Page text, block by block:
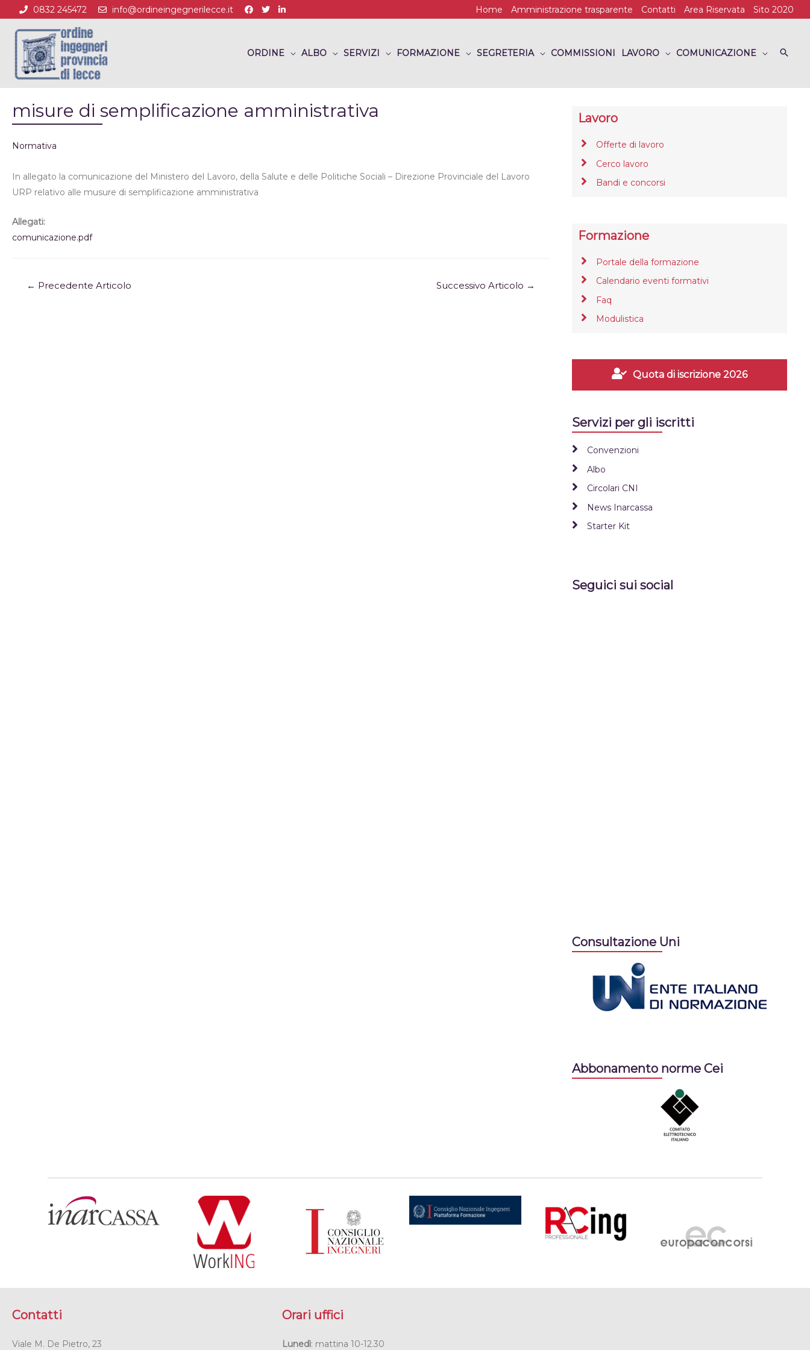
0832 245472 info@ordineingegnerilecce.it Home Amministrazione trasparente Contatti Area Riservata Sito 2020
ORDINE ALBO SERVIZI FORMAZIONE SEGRETERIA COMMISSIONI LAVORO COMUNICAZIONE
misure di semplificazione amministrativa
Normativa
In allegato la comunicazione del Ministero del Lavoro, della Salute e delle Politiche Sociali – Direzione Provinciale del Lavoro
URP relativo alle musure di semplificazione amministrativa
Allegati:
comunicazione.pdf
← Precedente Articolo Successivo Articolo →
Lavoro
Offerte di lavoro
Cerco lavoro
Bandi e concorsi
Formazione
Portale della formazione
Calendario eventi formativi
Faq
Modulistica
Quota di iscrizione 2026
Servizi per gli iscritti
Convenzioni
Albo
Circolari CNI
News Inarcassa
Starter Kit
Seguici sui social
Consultazione Uni
Abbonamento norme Cei
Contatti
Viale M. De Pietro, 23
Orari uffici
Lunedì: mattina 10-12.30